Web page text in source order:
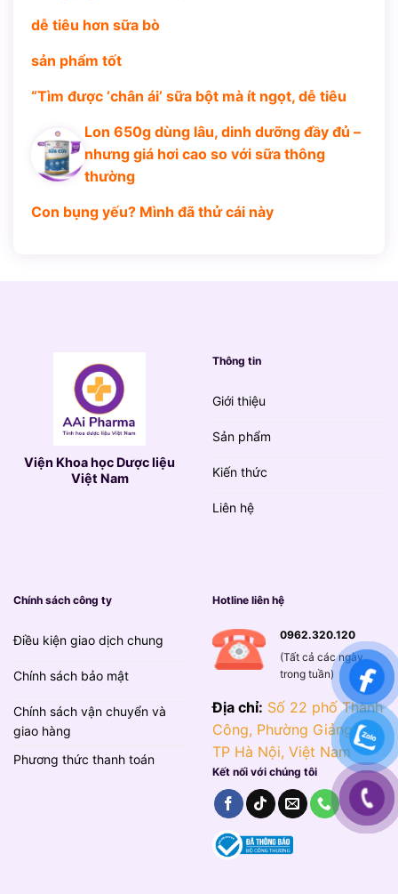
dễ tiêu hơn sữa bò
sản phẩm tốt
“Tìm được ‘chân ái’ sữa bột mà ít ngọt, dễ tiêu
Lon 650g dùng lâu, dinh dưỡng đầy đủ –
nhưng giá hơi cao so với sữa thông
thường
Con bụng yếu? Mình đã thử cái này
Viện Khoa học Dược liệu
Việt Nam
Thông tin
Giới thiệu
Sản phẩm
Kiến thức
Liên hệ
Chính sách công ty
Điều kiện giao dịch chung
Chính sách bảo mật
Chính sách vận chuyển và
giao hàng
Phương thức thanh toán
Hotline liên hệ
0962.320.120
(Tất cả các ngày
trong tuần)
Địa chỉ: Số 22 phố Thành
Công, Phường Giảng Võ,
TP Hà Nội, Việt Nam
Kết nối với chúng tôi